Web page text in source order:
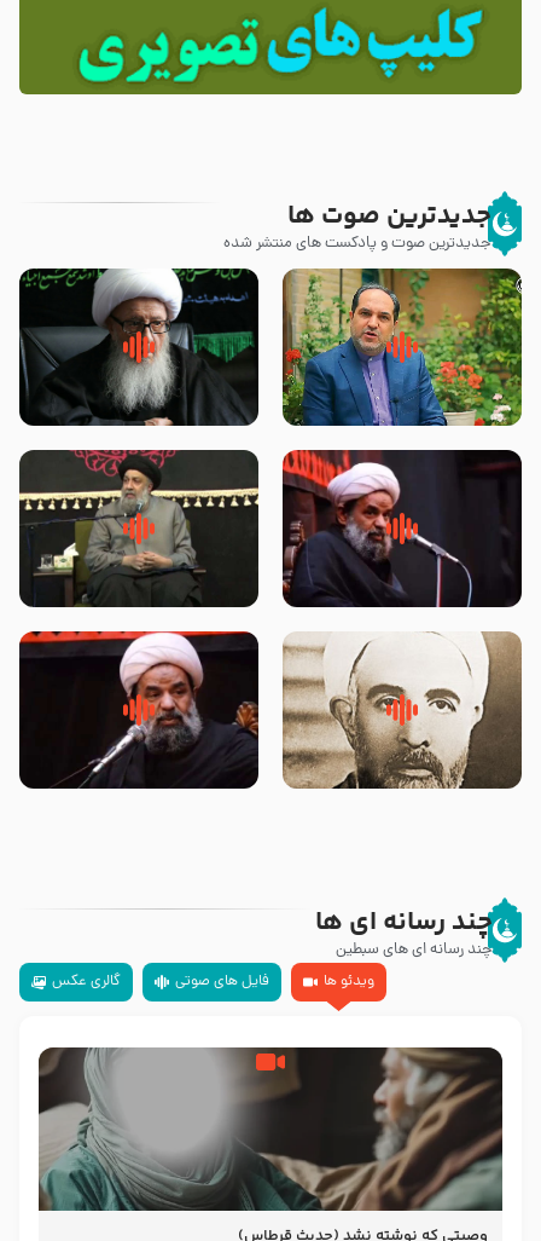
جدیدترین صوت ها
جدیدترین صوت و پادکست های منتشر شده
پیامبر صلی الله علیه وآله و سلم
فرمودند وای بر بچه های آخر
زوّار اربعین امام حسین (علیه
السلام) با این اشتیاق به زیارت
روضه جانسوز پاره های جگر امام
حسن مجتبی علیه السلام-حجت
لقب حضرت رقیه سلام الله علیها به
چه معناست – حجت الاسلام علوی
روضه‌ی مجلس یزید ملعون و
اسارت اهل‌بیت علیهم‌السلام –
سلام جوانی که امام حسین علیه
السلام خودش جوابش را دادند
چند رسانه ای ها
چند رسانه ای های سبطین
ویدئو ها
فایل های صوتی گالری عکس
وصیتی که نوشته نشد (حدیث قرطاس)